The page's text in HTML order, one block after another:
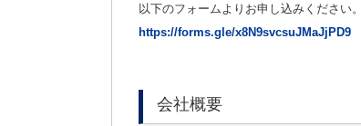
以下のフォームよりお申し込みください。
https://forms.gle/x8N9svcsuJMaJjPD9
会社概要